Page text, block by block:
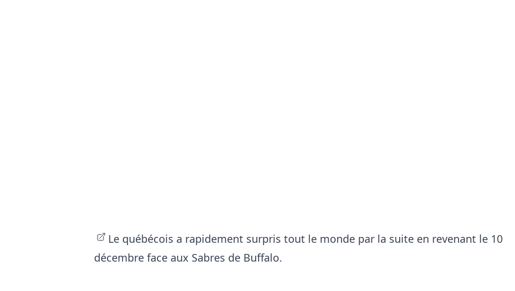
Le québécois a rapidement surpris tout le monde par la suite en revenant le 10
décembre face aux Sabres de Buffalo.